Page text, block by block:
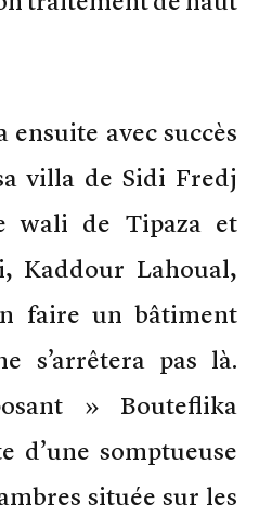
avec succès
villa de Sidi Fredj
wali de Tipaza et
Kaddour Lahoual,
faire un bâtiment
s’arrêtera pas là.
» Bouteflika
d’une somptueuse
située sur les